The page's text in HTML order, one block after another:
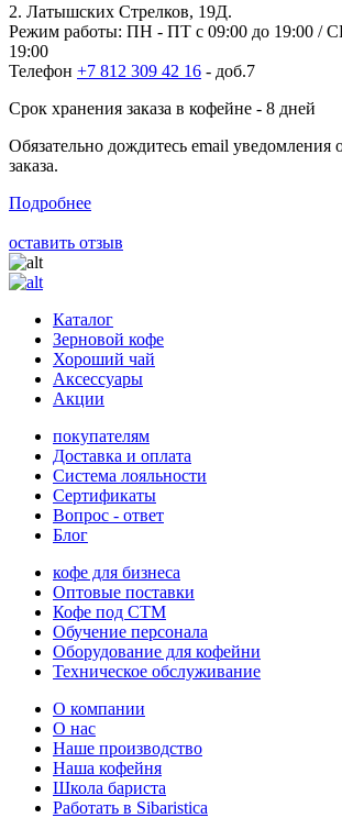
2. Латышских Стрелков, 19Д.
Режим работы: ПН - ПТ с 09:00 до 19:00 /
19:00
Телефон +7 812 309 42 16 - доб.7
Срок хранения заказа в кофейне - 8 дней
Обязательно дождитесь email уведомления
заказа.
Подробнее
оставить отзыв
Каталог
Зерновой кофе
Хороший чай
Аксессуары
Акции
покупателям
Доставка и оплата
Система лояльности
Сертификаты
Вопрос - ответ
Блог
кофе для бизнеса
Оптовые поставки
Кофе под СТМ
Обучение персонала
Оборудование для кофейни
Техническое обслуживание
О компании
О нас
Наше производство
Наша кофейня
Школа бариста
Работать в Sibaristica